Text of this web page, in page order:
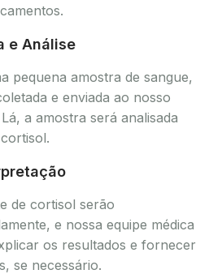
e Análise
pequena amostra de sangue,
e enviada ao nosso
a amostra será analisada
de cortisol serão
e nossa equipe médica
os resultados e fornecer
se necessário.